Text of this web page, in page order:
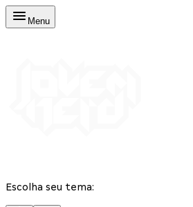
Menu
Escolha seu tema: